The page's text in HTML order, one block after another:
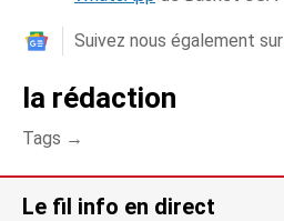
Suivez nous également sur
la rédaction
Tags →
Le fil info en direct